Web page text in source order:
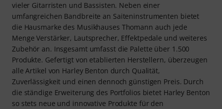
vieler Gitarristen und Bassisten. Neben einer
umfangreichen Bandbreite an Saiteninstrumenten bietet
die Hausmarke des Musikhauses Thomann auch jede
Menge Verstärker, Lautsprecher, Effektpedale und weiteres
Zubehör an. Insgesamt umfasst die Palette über 1.500
Produkte. Gefertigt von etablierten Herstellern, überzeugen
alle Artikel von Harley Benton durch Qualität,
Zuverlässigkeit und einen dennoch günstigen Preis. Durch
die ständige Erweiterung des Portfolios bietet Harley Benton
so stets neue und innovative Produkte für den